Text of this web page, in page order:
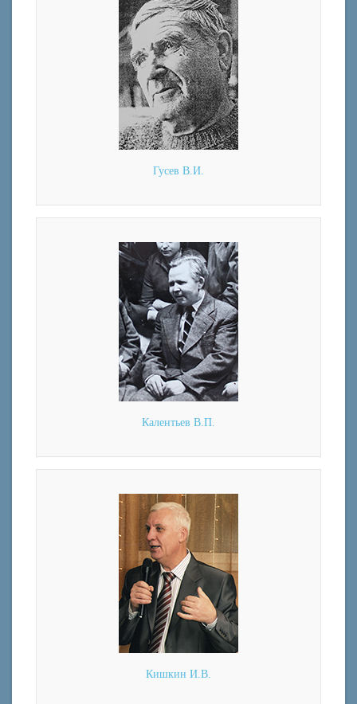
Гусев В.И.
Калентьев В.П.
Кишкин И.В.